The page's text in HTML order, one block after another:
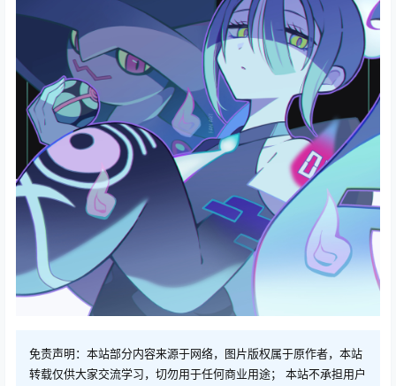
免责声明：本站部分内容来源于网络，图片版权属于原作者，本站
转载仅供大家交流学习，切勿用于任何商业用途； 本站不承担用户